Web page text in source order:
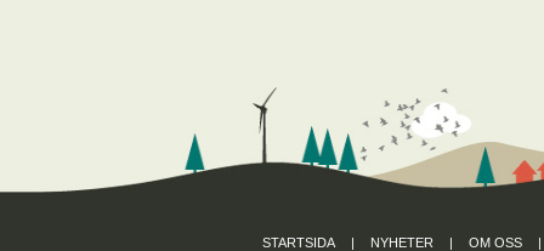
STARTSIDA | NYHETER | OM OSS |